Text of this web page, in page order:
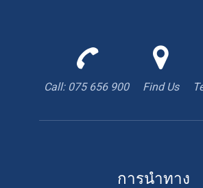
Call: 075 656 900
to
appointment
Find Us
การนำทาง